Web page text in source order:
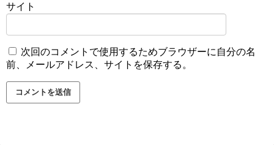
サイト
次回のコメントで使用するためブラウザーに自分の名
前、メールアドレス、サイトを保存する。